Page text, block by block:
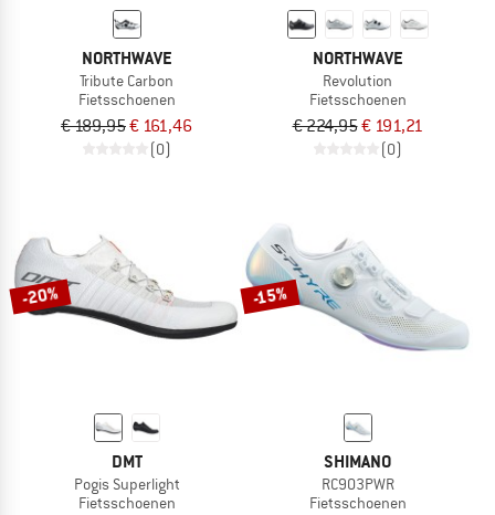
NORTHWAVE
Tribute Carbon
Fietsschoenen
€ 189,95€ 161,46
(0)
NORTHWAVE
Revolution
Fietsschoenen
€ 224,95€ 191,21
(0)
-20%
DMT
Pogis Superlight
Fietsschoenen
-15%
SHIMANO
RC903PWR
Fietsschoenen